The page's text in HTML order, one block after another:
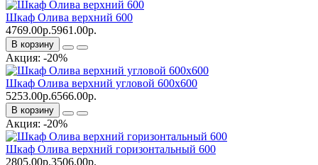
Шкаф Олива верхний 600
4769.00р.5961.00р.
В корзину
Акция: -20%
Шкаф Олива верхний угловой 600x600
5253.00р.6566.00р.
В корзину
Акция: -20%
Шкаф Олива верхний горизонтальный 600
2805.00р.3506.00р.